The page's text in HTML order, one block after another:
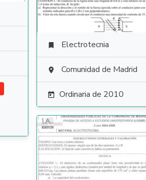
 Electrotecnia
 Comunidad de Madrid
 Ordinaria de 2010